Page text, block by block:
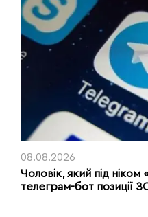
08.08.2026
Чоловік, який під ніком
телеграм-бот позиції